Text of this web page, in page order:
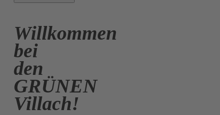
Willkommen
bei
den
GRÜNEN
Villach!